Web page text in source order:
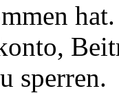
sperren.